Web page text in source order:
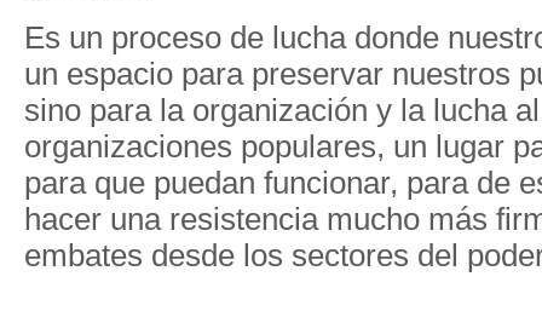
Es un proceso de lucha donde
un espacio para preservar nuestros
sino para la organización y la lucha
organizaciones populares, un lugar
para que puedan funcionar, para de
hacer una resistencia mucho más
embates desde los sectores del